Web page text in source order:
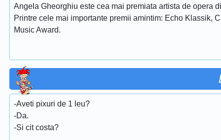
Angela Gheorghiu este cea mai premiata artista de opera
Printre cele mai importante premii amintim: Echo Klassik,
Music Award.
-Aveti pixuri de 1 leu?
-Da.
-Si cit costa?